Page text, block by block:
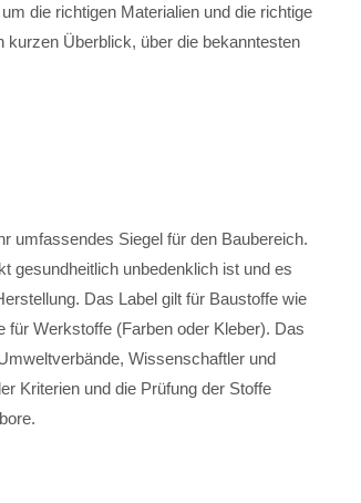
die richtigen Materialien und die richtige
kurzen Überblick, über die bekanntesten
umfassendes Siegel für den Baubereich.
gesundheitlich unbedenklich ist und es
Das Label gilt für Baustoffe wie
für Werkstoffe (Farben oder Kleber). Das
Wissenschaftler und
Kriterien und die Prüfung der Stoffe